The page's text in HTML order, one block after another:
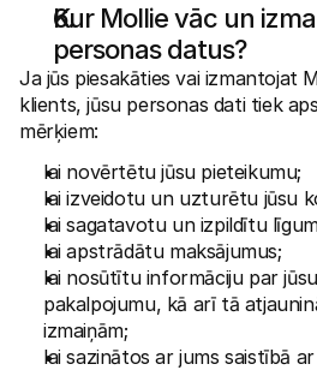
Kur Mollie vāc un
personas datus?
Ja jūs piesakāties vai izmantojat
klients, jūsu personas dati tiek
mērķiem:
lai novērtētu jūsu pieteikumu;
lai izveidotu un uzturētu jūsu
lai sagatavotu un izpildītu
lai apstrādātu maksājumus;
lai nosūtītu informāciju par
pakalpojumu, kā arī tā
izmaiņām;
lai sazinātos ar jums saistībā